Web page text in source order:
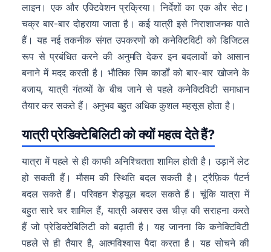
लाइन। एक और एक्टिवेशन प्रक्रिया। निर्देशों का एक और सेट।
चक्र बार-बार दोहराया जाता है। कई यात्री इसे निराशाजनक पाते
हैं। यह नई तकनीक संगत उपकरणों को कनेक्टिविटी को डिजिटल
रूप से प्रबंधित करने की अनुमति देकर इन बदलावों को आसान
बनाने में मदद करती है। भौतिक सिम कार्डों को बार-बार खोजने के
बजाय, यात्री गंतव्यों के बीच जाने से पहले कनेक्टिविटी समाधान
तैयार कर सकते हैं। अनुभव बहुत अधिक कुशल महसूस होता है।
यात्री प्रेडिक्टेबिलिटी को क्यों महत्व देते हैं?
यात्रा में पहले से ही काफी अनिश्चितता शामिल होती है। उड़ानें लेट
हो सकती हैं। मौसम की स्थिति बदल सकती है। ट्रैफ़िक पैटर्न
बदल सकते हैं। परिवहन शेड्यूल बदल सकते हैं। चूंकि यात्रा में
बहुत सारे चर शामिल हैं, यात्री अक्सर उस चीज़ की सराहना करते
हैं जो प्रेडिक्टेबिलिटी को बढ़ाती है। यह जानना कि कनेक्टिविटी
पहले से ही तैयार है, आत्मविश्वास पैदा करता है। यह सोचने की